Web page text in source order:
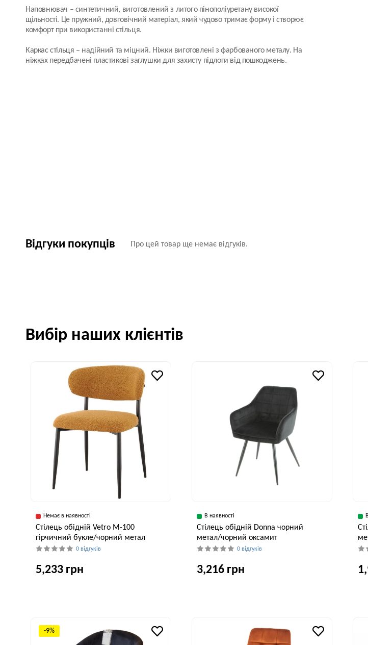
Наповнювач – синтетичний, виготовлений з литого пінополіуретану високої
щільності. Це пружний, довговічний матеріал, який чудово тримає форму і створює
комфорт при використанні стільця.
Каркас стільця – надійний та міцний. Ніжки виготовлені з фарбованого металу. На
ніжках передбачені пластикові заглушки для захисту підлоги від пошкоджень.
Відгуки покупців Про цей товар ще немає відгуків.
Вибір наших клієнтів
Немає в наявності
Стілець обідній Vetro M-100
гірчичний букле/чорний метал
0 відгуків
5,233 грн
В наявності
Стілець обідній Donna чорний
метал/чорний оксамит
0 відгуків
3,216 грн
-9%